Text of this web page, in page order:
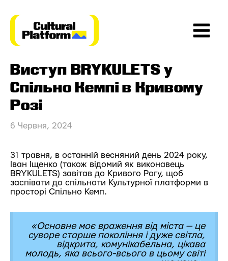
вмісту
Виступ BRYKULETS у
Спільно Кемпі в Кривому
Розі
6 Червня, 2024
31 травня, в останній весняний день 2024 року,
Іван Іщенко (також відомий як виконавець
BRYKULETS) завітав до Кривого Рогу, щоб
заспівати до спільноти Культурної платформи в
просторі Спільно Кемп.
«Основне моє враження від міста — це
суворе старше покоління і дуже світла,
відкрита, комунікабельна, цікава
молодь, яка всього-всього в цьому світі